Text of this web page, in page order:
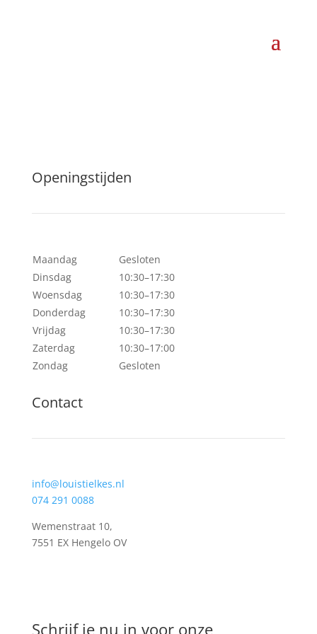
Openingstijden
Maandag
Gesloten
Dinsdag
10:30–17:30
Woensdag
10:30–17:30
Donderdag
10:30–17:30
Vrijdag
10:30–17:30
Zaterdag
10:30–17:00
Zondag
Gesloten
Contact
info@louistielkes.nl
074 291 0088
Wemenstraat 10,
7551 EX Hengelo OV
Schrijf je nu in voor onze